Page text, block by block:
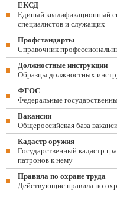
ЕКСД
Единый квалификационный
специалистов и служащих
Профстандарты
Справочник
Должностные инструкции
Образцы должностных
ФГОС
Федеральные
Вакансии
Общероссийская база
Кадастр оружия
Государственный кадастр
патронов к нему
Правила по охране труда
Действующие правила по